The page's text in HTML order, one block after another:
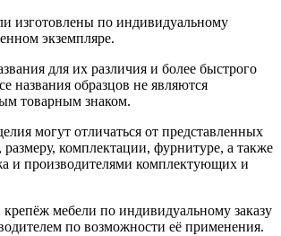
изготовлены по индивидуальному
экземпляре.
для их различия и более быстрого
названия образцов не являются
товарным знаком.
могут отличаться от представленных
размеру, комплектации, фурнитуре, а также
и производителями комплектующих и
мебели по индивидуальному заказу
по возможности её применения.